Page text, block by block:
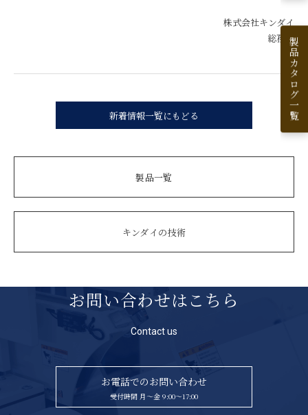
製品カタログ一覧
株式会社キンダイ
総務部
新着情報一覧にもどる
製品一覧
キンダイの技術
お問い合わせはこちら
Contact us
お電話でのお問い合わせ
受付時間 月〜金 9:00〜17:00